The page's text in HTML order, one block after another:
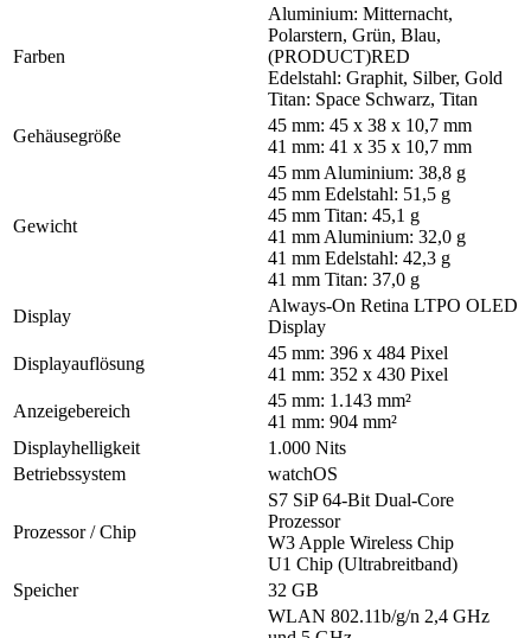
Farben
Aluminium: Mitternacht,
Polarstern, Grün, Blau,
(PRODUCT)RED
Edelstahl: Graphit, Silber, Gold
Titan: Space Schwarz, Titan
Gehäusegröße
45 mm: 45 x 38 x 10,7 mm
41 mm: 41 x 35 x 10,7 mm
Gewicht
45 mm Aluminium: 38,8 g
45 mm Edelstahl: 51,5 g
45 mm Titan: 45,1 g
41 mm Aluminium: 32,0 g
41 mm Edelstahl: 42,3 g
41 mm Titan: 37,0 g
Display
Always-On Retina LTPO OLED
Display
Displayauflösung
45 mm: 396 x 484 Pixel
41 mm: 352 x 430 Pixel
Anzeigebereich
45 mm: 1.143 mm²
41 mm: 904 mm²
Displayhelligkeit
1.000 Nits
Betriebssystem
watchOS
Prozessor / Chip
S7 SiP 64-Bit Dual-Core
Prozessor
W3 Apple Wireless Chip
U1 Chip (Ultrabreitband)
Speicher
32 GB
WLAN 802.11b/g/n 2,4 GHz